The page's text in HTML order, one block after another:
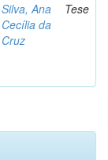
Silva, Ana
Cecília da
Cruz
Tese